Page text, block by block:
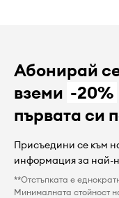
Абонирай
вземи -20%
първата си
Присъедини се към
информация за най-
**Отстъпката е
Минималната стойност